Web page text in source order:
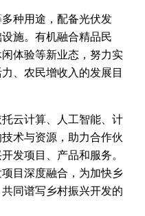
种用途，配备光伏发
施。有机融合精品民
体验等新业态，努力实
、农民增收入的发展目
云计算、人工智能、计
术与资源，助力合作伙
发项目、产品和服务。
目深度融合，为加快乡
同谱写乡村振兴开发的